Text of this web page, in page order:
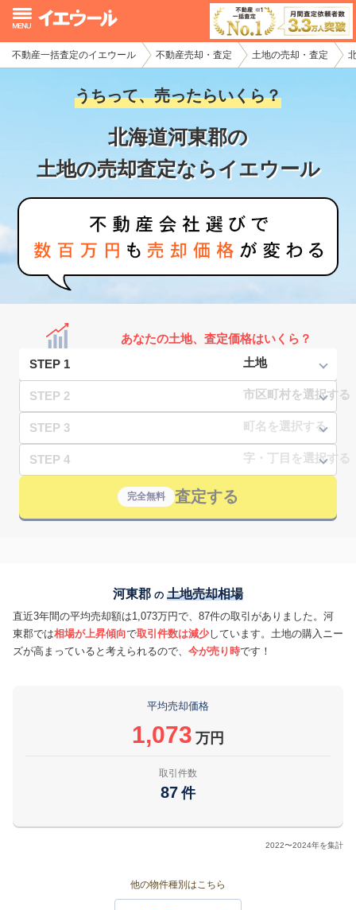
不動産一括査定のイエウール 不動産売却・査定 土地の売却・査定
うちって、売ったらいくら？
北海道河東郡の
土地の売却査定ならイエウール
あなたの土地、査定価格はいくら？
STEP 1
STEP 2
STEP 3
STEP 4
完全無料 査定する
河東郡 の 土地売却相場
直近3年間の平均売却額は1,073万円で、87件の取引がありました。河
東郡では相場が上昇傾向で取引件数は減少しています。土地の購入ニー
ズが高まっていると考えられるので、 今が売り時です！
平均売却価格
1,073 万円
取引件数
87 件
2022〜2024年を集計
他の物件種別はこちら
イエウール加盟希望の不動産会社様
初めての方へ
不動産の売却・一括査定
家査定シミュレーター
お問い合わせ